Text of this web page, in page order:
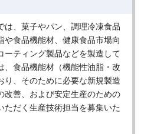
は、菓子やパン、調理冷凍食品
や食品機能材、健康食品市場向
ーティング製品などを製造して
、食品機能材（機能性油脂・改
り、そのために必要な新規製造
改善、および安定生産のための
ただく生産技術担当を募集いた